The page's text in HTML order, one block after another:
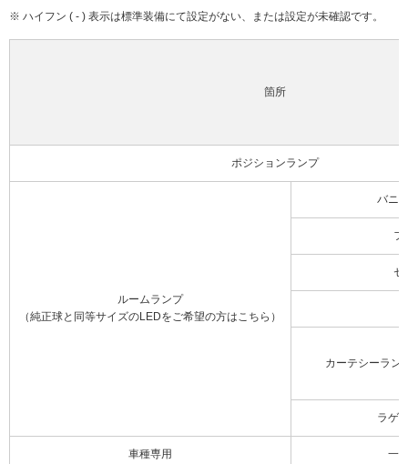
※ ハイフン ( - ) 表示は標準装備にて設定がない、または設定が未確認です。
箇所
ポジションランプ
ルームランプ
（純正球と同等サイズのLEDをご希望の方はこちら）
バニ
フ
セ
カーテシーラン
ラゲ
車種専用
一